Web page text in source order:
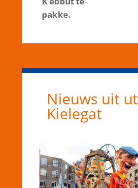
pakke.
Nieuws uit ut
Kielegat